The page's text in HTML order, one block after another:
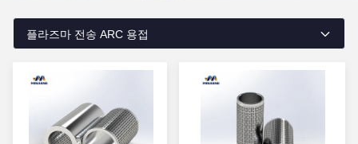
플라즈마 전송 ARC 용접